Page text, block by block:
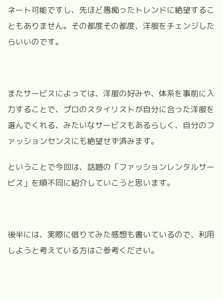
ネート可能ですし、先ほど愚痴ったトレンドに絶望するこ
ともありません。その都度その都度、洋服をチェンジした
らいいのです。
またサービスによっては、洋服の好みや、体系を事前に入
力することで、プロのスタイリストが自分に合った洋服を
選んでくれる、みたいなサービスもあるらしく、自分のフ
ァッションセンスにも絶望せず済みます。
ということで今回は、話題の「ファッションレンタルサー
ビス」を順不同に紹介していこうと思います。
後半には、実際に借りてみた感想も書いているので、利用
しようと考えている方はご参考ください。